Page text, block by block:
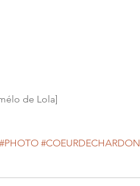
de Lola]
#PHOTO #COEURDECHARDON